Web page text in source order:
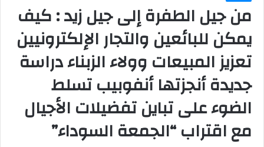
من جيل الطفرة إلى جيل زيد : كيف
يمكن للبائعين والتجار الإلكترونيين
تعزيز المبيعات وولاء الزبناء دراسة
جديدة أنجزتها أنفوبيب تسلط
الضوء على تباين تفضيلات الأجيال
مع اقتراب “الجمعة السوداء”